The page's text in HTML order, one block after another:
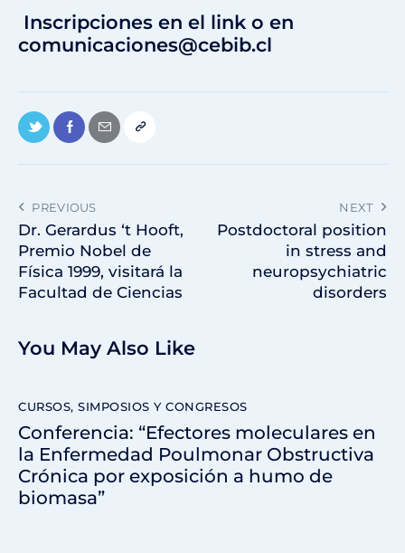
Inscripciones en el link o en
comunicaciones@cebib.cl
PREVIOUS
Dr. Gerardus ‘t Hooft,
Premio Nobel de
Física 1999, visitará la
Facultad de Ciencias
NEXT
Postdoctoral position
in stress and
neuropsychiatric
disorders
You May Also Like
CURSOS, SIMPOSIOS Y CONGRESOS
Conferencia: “Efectores moleculares en
la Enfermedad Poulmonar Obstructiva
Crónica por exposición a humo de
biomasa”